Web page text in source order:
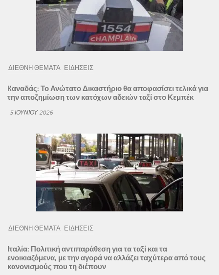
ΔΙΕΘΝΗ ΘΕΜΑΤΑ ΕΙΔΗΣΕΙΣ
Kαναδάς: Το Ανώτατο Δικαστήριο θα αποφασίσει τελικά για
την αποζημίωση των κατόχων αδειών ταξί στο Κεμπέκ
5 ΙΟΥΝΊΟΥ 2026
ΔΙΕΘΝΗ ΘΕΜΑΤΑ ΕΙΔΗΣΕΙΣ
Ιταλία: Πολιτική αντιπαράθεση για τα ταξί και τα
ενοικιαζόμενα, με την αγορά να αλλάζει ταχύτερα από τους
κανονισμούς που τη διέπουν